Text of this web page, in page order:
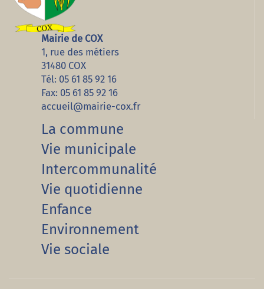
Mairie de COX
1, rue des métiers
31480 COX
Tél: 05 61 85 92 16
Fax: 05 61 85 92 16
accueil@mairie-cox.fr
La commune
Vie municipale
Intercommunalité
Vie quotidienne
Enfance
Environnement
Vie sociale